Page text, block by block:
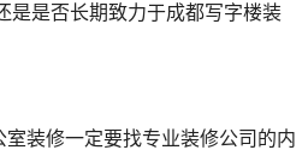
是是否长期致力于成都写字楼装
装修一定要找专业装修公司的内